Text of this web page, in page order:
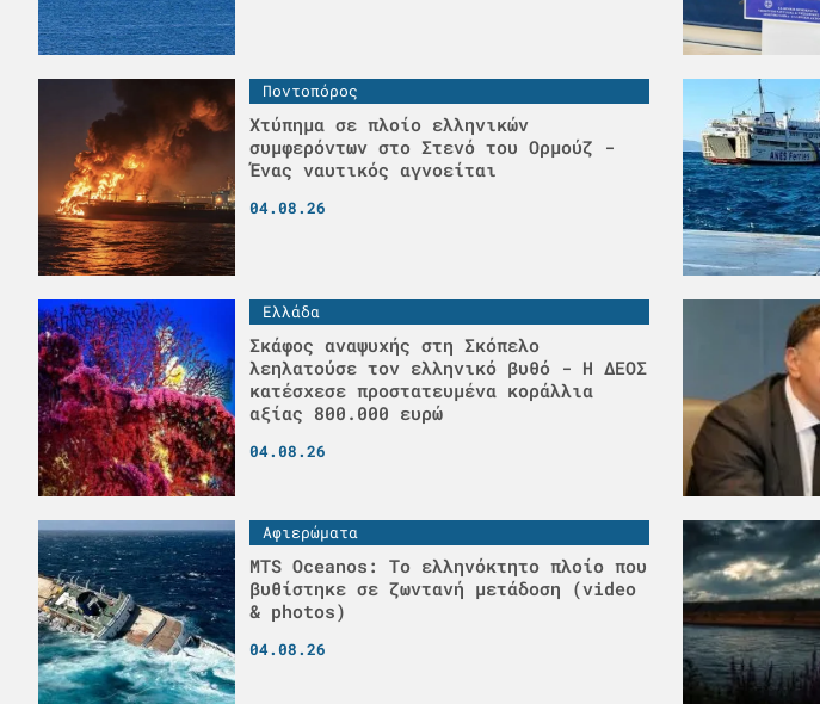
Ποντοπόρος
Χτύπημα σε πλοίο ελληνικών
συμφερόντων στο Στενό του Ορμούζ -
Ένας ναυτικός αγνοείται
04.08.26
Ελλάδα
Σκάφος αναψυχής στη Σκόπελο
λεηλατούσε τον ελληνικό βυθό - H ΔΕΟΣ
κατέσχεσε προστατευμένα κοράλλια
αξίας 800.000 ευρώ
04.08.26
Αφιερώματα
MTS Oceanos: Το ελληνόκτητο πλοίο που
βυθίστηκε σε ζωντανή μετάδοση (video
& photos)
04.08.26